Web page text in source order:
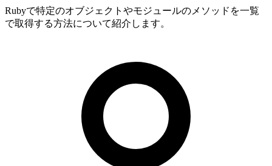
Rubyで特定のオブジェクトやモジュールのメソッドを一覧
で取得する方法について紹介します。